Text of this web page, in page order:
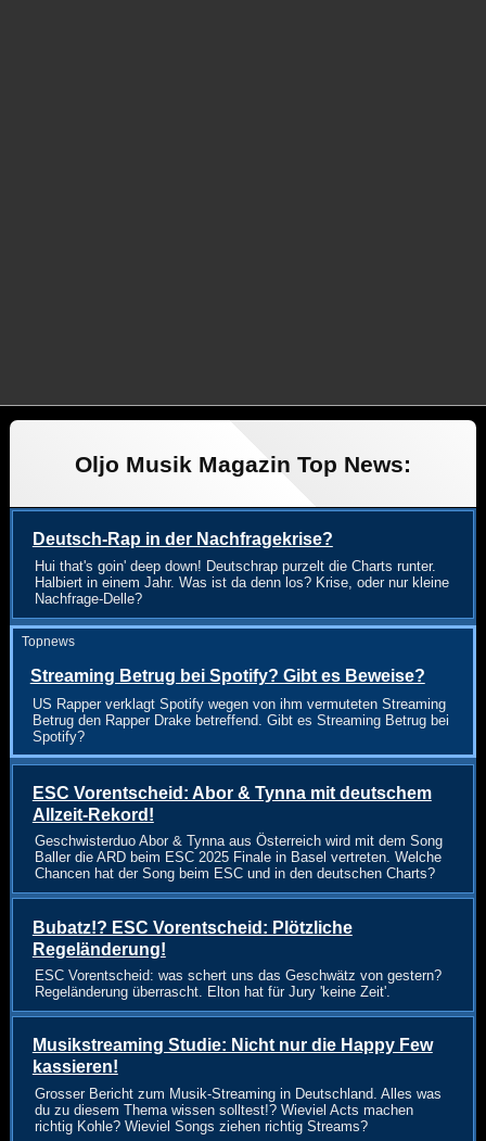
Oljo Musik Magazin Top News:
Deutsch-Rap in der Nachfragekrise?
Hui that's goin' deep down! Deutschrap purzelt die Charts runter.
Halbiert in einem Jahr. Was ist da denn los? Krise, oder nur kleine
Nachfrage-Delle?
Topnews
Streaming Betrug bei Spotify? Gibt es Beweise?
US Rapper verklagt Spotify wegen von ihm vermuteten Streaming
Betrug den Rapper Drake betreffend. Gibt es Streaming Betrug bei
Spotify?
ESC Vorentscheid: Abor & Tynna mit deutschem
Allzeit-Rekord!
Geschwisterduo Abor & Tynna aus Österreich wird mit dem Song
Baller die ARD beim ESC 2025 Finale in Basel vertreten. Welche
Chancen hat der Song beim ESC und in den deutschen Charts?
Bubatz!? ESC Vorentscheid: Plötzliche
Regeländerung!
ESC Vorentscheid: was schert uns das Geschwätz von gestern?
Regeländerung überrascht. Elton hat für Jury 'keine Zeit'.
Musikstreaming Studie: Nicht nur die Happy Few
kassieren!
Grosser Bericht zum Musik-Streaming in Deutschland. Alles was
du zu diesem Thema wissen solltest!? Wieviel Acts machen
richtig Kohle? Wieviel Songs ziehen richtig Streams?